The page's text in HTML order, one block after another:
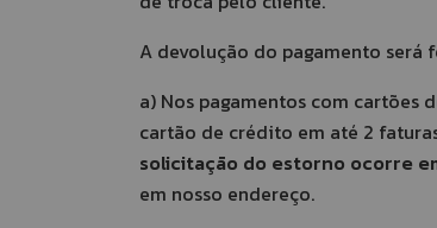
A devolução do pagamento será
a) Nos pagamentos com cartões
cartão de crédito em até 2
solicitação do estorno ocorre
em nosso endereço.